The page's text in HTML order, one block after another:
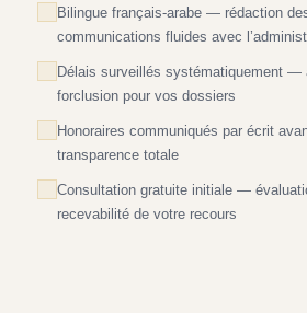
Bilingue français-arabe — rédaction
communications fluides avec
Délais surveillés systématiquement —
forclusion pour vos dossiers
Honoraires communiqués par écrit
transparence totale
Consultation gratuite initiale —
recevabilité de votre recours